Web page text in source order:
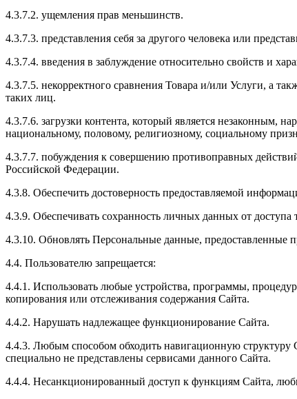
4.3.7.2. ущемления прав меньшинств.
4.3.7.3. представления себя за другого человека или
4.3.7.4. введения в заблуждение относительно свойств и
4.3.7.5. некорректного сравнения Товара и/или Услуги, а
таких лиц.
4.3.7.6. загрузки контента, который является незаконным,
национальному, половому, религиозному, социальному
4.3.7.7. побуждения к совершению противоправных
Российской Федерации.
4.3.8. Обеспечить достоверность предоставляемой
4.3.9. Обеспечивать сохранность личных данных от доступа
4.3.10. Обновлять Персональные данные, предоставленные
4.4. Пользователю запрещается:
4.4.1. Использовать любые устройства, программы,
копирования или отслеживания содержания Сайта.
4.4.2. Нарушать надлежащее функционирование Сайта.
4.4.3. Любым способом обходить навигационную
специально не представлены сервисами данного Сайта.
4.4.4. Несанкционированный доступ к функциям Сайта,